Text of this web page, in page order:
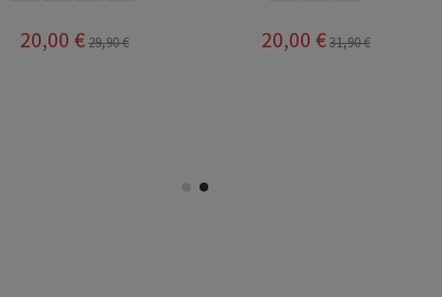
20,00 €29,90 € 20,00 €31,90 €